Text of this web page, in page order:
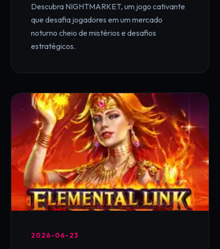
Descubra NIGHTMARKET, um jogo cativante
que desafia jogadores em um mercado
noturno cheio de mistérios e desafios
estratégicos.
2026-06-23